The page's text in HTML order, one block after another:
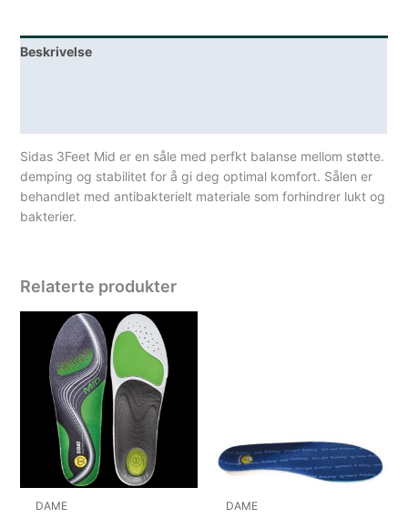
Beskrivelse
Sidas 3Feet Mid er en såle med perfkt balanse mellom støtte.
demping og stabilitet for å gi deg optimal komfort. Sålen er
behandlet med antibakterielt materiale som forhindrer lukt og
bakterier.
Relaterte produkter
DAME DAME